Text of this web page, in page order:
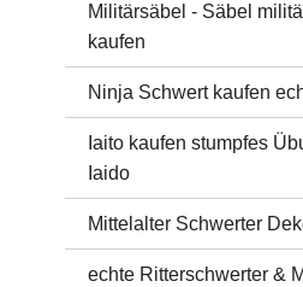
Militärsäbel - Säbel
kaufen
Ninja Schwert kaufen
Iaito kaufen stumpfes
Iaido
Mittelalter Schwerter
echte Ritterschwerter &